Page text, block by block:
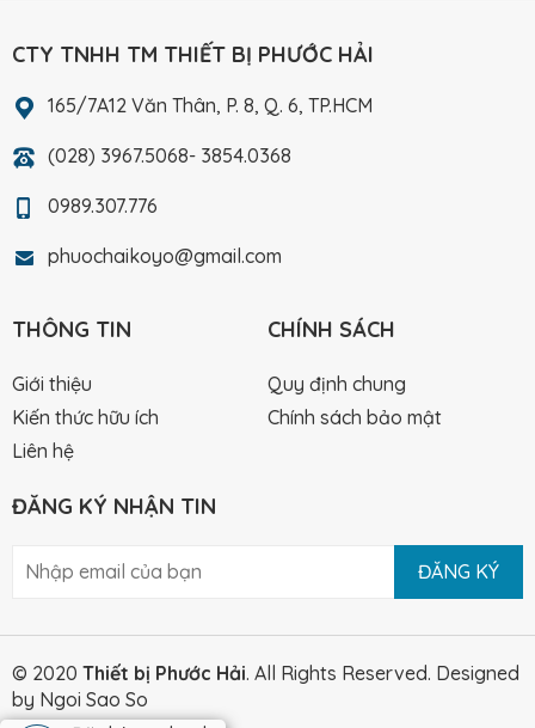
CTY TNHH TM THIẾT BỊ PHƯỚC HẢI
165/7A12 Văn Thân, P. 8, Q. 6, TP.HCM
(028) 3967.5068- 3854.0368
0989.307.776
phuochaikoyo@gmail.com
THÔNG TIN
Giới thiệu
Kiến thức hữu ích
Liên hệ
CHÍNH SÁCH
Quy định chung
Chính sách bảo mật
ĐĂNG KÝ NHẬN TIN
ĐĂNG KÝ
© 2020 Thiết bị Phước Hải. All Rights Reserved. Designed
by Ngoi Sao So